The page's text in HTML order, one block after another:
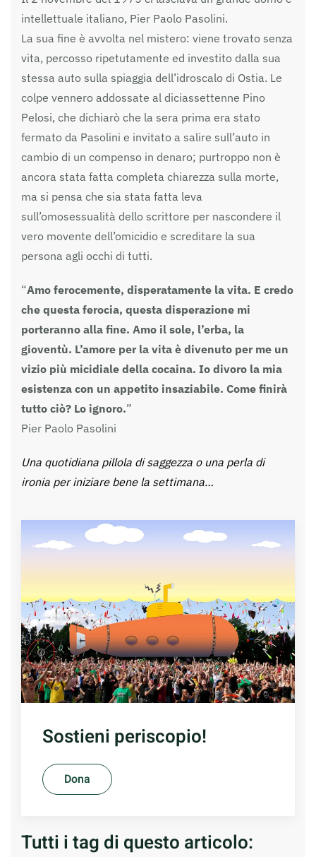
intellettuale italiano, Pier Paolo Pasolini.
La sua fine è avvolta nel mistero: viene trovato senza
vita, percosso ripetutamente ed investito dalla sua
stessa auto sulla spiaggia dell’idroscalo di Ostia. Le
colpe vennero addossate al diciassettenne Pino
Pelosi, che dichiarò che la sera prima era stato
fermato da Pasolini e invitato a salire sull’auto in
cambio di un compenso in denaro; purtroppo non è
ancora stata fatta completa chiarezza sulla morte,
ma si pensa che sia stata fatta leva
sull’omosessualità dello scrittore per nascondere il
vero movente dell’omicidio e screditare la sua
persona agli occhi di tutti.
“Amo ferocemente, disperatamente la vita. E credo
che questa ferocia, questa disperazione mi
porteranno alla fine. Amo il sole, l’erba, la
gioventù. L’amore per la vita è divenuto per me un
vizio più micidiale della cocaina. Io divoro la mia
esistenza con un appetito insaziabile. Come finirà
tutto ciò? Lo ignoro.”
Pier Paolo Pasolini
Una quotidiana pillola di saggezza o una perla di
ironia per iniziare bene la settimana…
Sostieni periscopio!
Dona
Tutti i tag di questo articolo: